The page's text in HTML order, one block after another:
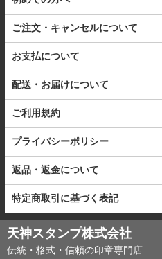
ご注文・キャンセルについて
お支払について
配送・お届けについて
ご利用規約
プライバシーポリシー
返品・返金について
特定商取引に基づく表記
天神スタンプ株式会社
伝統・格式・信頼の印章専門店